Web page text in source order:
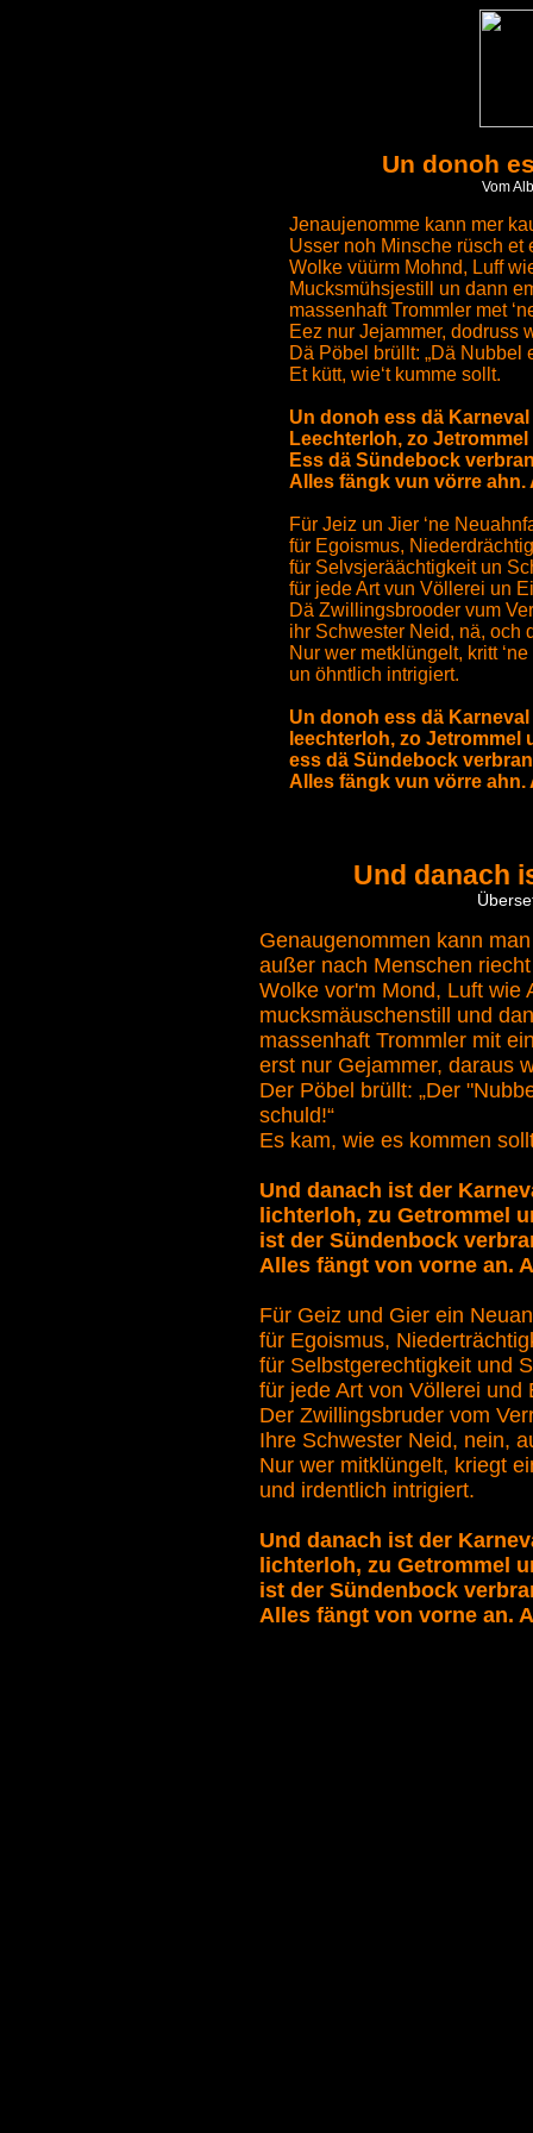
Un donoh
Vom
Jenaujenomme kann mer
Usser noh Minsche rüsch et
Wolke vüürm Mohnd, Luff
Mucksmühsjestill un dann
massenhaft Trommler met
Eez nur Jejammer, dodruss
Dä Pöbel brüllt: „Dä Nubbel
Et kütt, wie‘t kumme sollt.
Un donoh ess dä
Leechterloh, zo
Ess dä Sündebock
Alles fängk vun vörre ahn.
Für Jeiz un Jier ‘ne
für Egoismus,
für Selvsjeräächtigkeit un
für jede Art vun Völlerei un
Dä Zwillingsbrooder vum
ihr Schwester Neid, nä, och
Nur wer metklüngelt, kritt
un öhntlich intrigiert.
Un donoh ess dä
leechterloh, zo Jetrommel
ess dä Sündebock
Alles fängk vun vörre ahn.
Und danach
Genaugenommen kann
außer nach Menschen
Wolke vor'm Mond, Luft wie
mucksmäuschenstill und
massenhaft Trommler mit
erst nur Gejammer, daraus
Der Pöbel brüllt: „Der
schuld!“
Es kam, wie es kommen
Und danach ist der
lichterloh, zu Getrommel
ist der Sündenbock
Alles fängt von vorne an.
Für Geiz und Gier ein
für Egoismus,
für Selbstgerechtigkeit und
für jede Art von Völlerei und
Der Zwillingsbruder vom
Ihre Schwester Neid, nein,
Nur wer mitklüngelt, kriegt
und irdentlich intrigiert.
Und danach ist der
lichterloh, zu Getrommel
ist der Sündenbock
Alles fängt von vorne an.